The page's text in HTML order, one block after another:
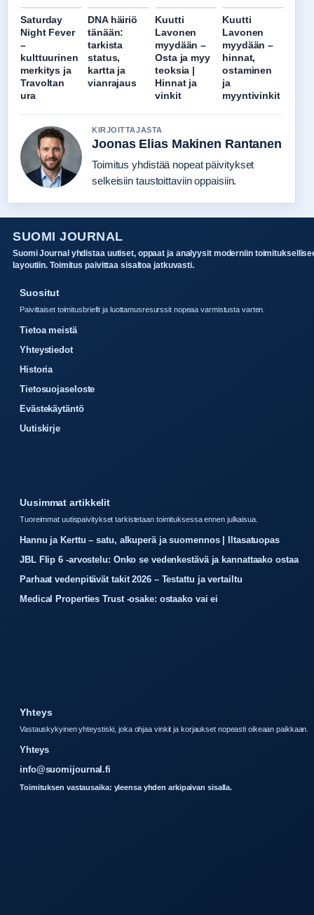
Saturday
Night Fever
–
kulttuurinen
merkitys ja
Travoltan
ura
DNA häiriö
tänään:
tarkista
status,
kartta ja
vianrajaus
Kuutti
Lavonen
myydään –
Osta ja myy
teoksia |
Hinnat ja
vinkit
Kuutti
Lavonen
myydään –
hinnat,
ostaminen
ja
myyntivinkit
KIRJOITTAJASTA
Joonas Elias Makinen Rantanen
Toimitus yhdistää nopeat päivitykset
selkeisiin taustoittaviin oppaisiin.
SUOMI JOURNAL
Suomi Journal yhdistaa uutiset, oppaat ja analyysit moderniin
layoutiin. Toimitus paivittaa sisaltoa jatkuvasti.
Suositut
Paivittaiset toimitusbriefit ja luottamusresurssit nopeaa varmistusta varten.
Tietoa meistä
Yhteystiedot
Historia
Tietosuojaseloste
Evästekäytäntö
Uutiskirje
Uusimmat artikkelit
Tuoreimmat uutispaivitykset tarkistetaan toimituksessa ennen julkaisua.
Hannu ja Kerttu – satu, alkuperä ja suomennos | Iltasatuopas
JBL Flip 6 -arvostelu: Onko se vedenkestävä ja kannattaako ostaa
Parhaat vedenpitävät takit 2026 – Testattu ja vertailtu
Medical Properties Trust -osake: ostaako vai ei
Yhteys
Vastauskykyinen yhteystiski, joka ohjaa vinkit ja korjaukset nopeasti oikeaan paikkaan.
Yhteys
info@suomijournal.fi
Toimituksen vastausaika: yleensa yhden arkipaivan sisalla.